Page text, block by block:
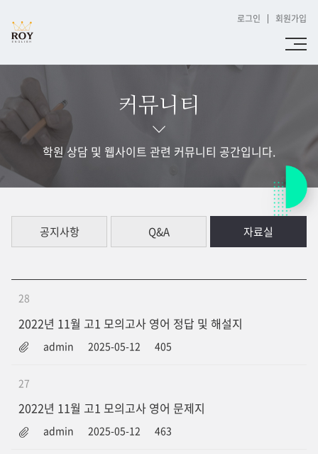
로그인 회원가입
커뮤니티
학원 상담 및 웹사이트 관련 커뮤니티 공간입니다.
공지사항 Q&A 자료실
28
2022년 11월 고1 모의고사 영어 정답 및 해설지
admin 2025-05-12 405
27
2022년 11월 고1 모의고사 영어 문제지
admin 2025-05-12 463